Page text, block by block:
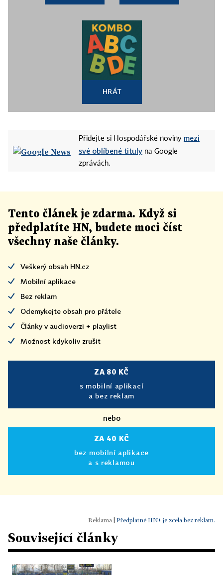
HRÁT
Přidejte si Hospodářské noviny mezi
své oblíbené tituly na Google
zprávách.
Tento článek je zdarma. Když si
předplatíte HN, budete moci číst
všechny naše články.
Veškerý obsah HN.cz
Mobilní aplikace
Bez reklam
Odemykejte obsah pro přátele
Články v audioverzi + playlist
Možnost kdykoliv zrušit
ZA 80 KČ
s mobilní aplikací
a bez reklam
nebo
ZA 40 KČ
bez mobilní aplikace
a s reklamou
Předplatné HN+ je zcela bez reklam.
Související články